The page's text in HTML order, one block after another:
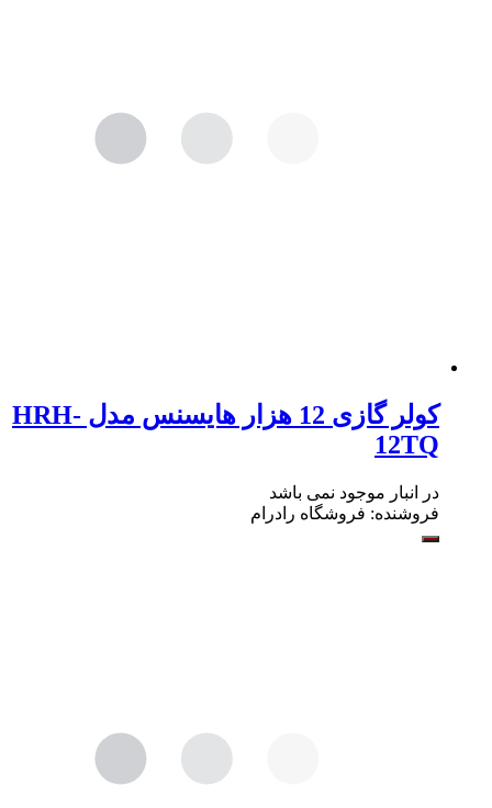
کولر گازی 12 هزار هایسنس مدل HRH-
12TQ
در انبار موجود نمی باشد
فروشنده: فروشگاه رادرام